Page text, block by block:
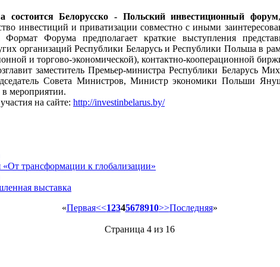
состоится Белорусско - Польский инвестиционный форум
инвестиций и приватизации совместно с иными
Форума предполагает краткие выступления
организаций Республики Беларусь и Республики Польша в
и торгово-экономической), контактно-кооперационной
заместитель Премьер-министра Республики Беларусь
Совета Министров, Министр экономики Польши
в мероприятии.
на сайте: http://investinbelarus.by/
трансформации к глобализации»
выставка
«Первая<<12345678910>>Последняя»
Страница 4 из 16